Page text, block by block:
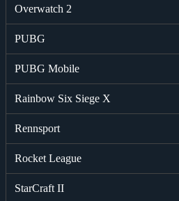
Overwatch 2
PUBG
PUBG Mobile
Rainbow Six Siege X
Rennsport
Rocket League
StarCraft II